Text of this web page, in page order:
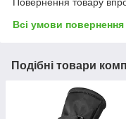
Повернення товару
Всі умови повернення
Подібні товари